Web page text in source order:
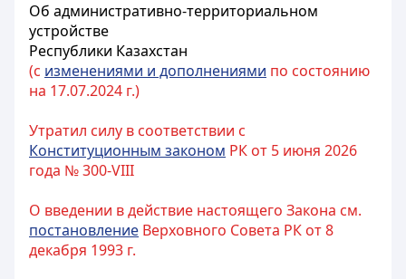
Об административно-территориальном
устройстве
Республики Казахстан
(с изменениями и дополнениями по состоянию
на 17.07.2024 г.)
Утратил силу в соответствии с
Конституционным законом РК от 5 июня 2026
года № 300-VIII
О введении в действие настоящего Закона см.
постановление Верховного Совета РК от 8
декабря 1993 г.